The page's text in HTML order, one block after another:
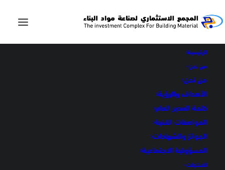
الرئيسية
من نحن
من نحن
الأهداف والرؤية
كلمة المدير العام
المواصفات الفنية
الجوائز والشهادات
المسؤولية الاجتماعية
المنتجات
مارفيل فاتح